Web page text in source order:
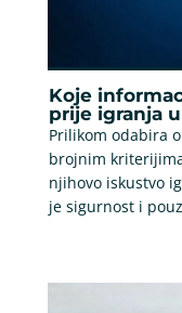
Koje
prije igranja
Prilikom odabira
brojnim
njihovo iskustvo
je sigurnost i